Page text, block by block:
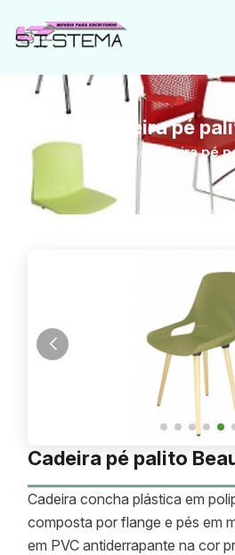
Cadeira pé
Home / Cadeira pé
Cadeira pé palito
Cadeira concha plástica em
composta por flange e pés em
em PVC antiderrapante na cor